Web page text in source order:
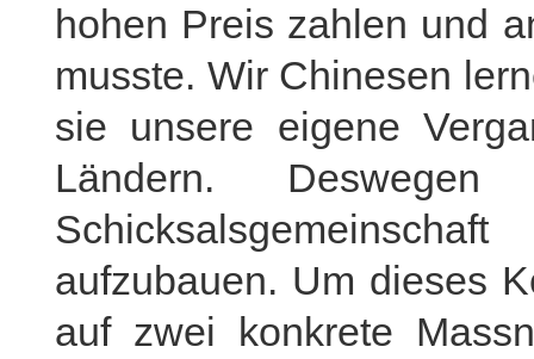
hohen Preis zahlen und
musste. Wir Chinesen
sie unsere eigene
Ländern.
aufzubauen. Um dieses
auf zwei konkrete